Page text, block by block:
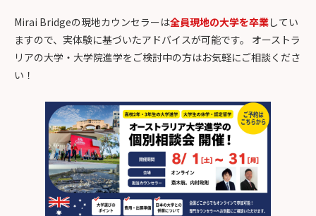
Mirai Bridgeの現地カウンセラーは全員現地の大学を卒業してい
ますので、実体験に基づいたアドバイスが可能です。 オーストラ
リアの大学・大学院進学をご検討中の方はお気軽にご相談くださ
い！